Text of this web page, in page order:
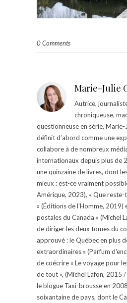
0 Comments
Marie-Julie
Autrice,
chroniqueuse,
questionneuse en série, Marie-
définit d’abord comme une
collabore à de nombreux
internationaux depuis plus de
une quinzaine de livres, dont
mieux : est-ce vraiment
Amérique, 2023), « Que reste-
» (Éditions de l'Homme, 2019)
postales du Canada » (Michel
de diriger les deux tomes du
approuvé : le Québec en plus
extraordinaires » (Parfum
de coécrire « Le voyage pour
de tout », (Michel Lafon, 2015
le blogue Taxi-brousse en
soixantaine de pays, dont le